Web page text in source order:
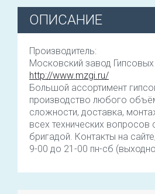
ОПИСАНИЕ
Производитель:
Московский завод Гипсовых
http://www.mzgi.ru/
Большой ассортимент
производство любого
сложности, доставка,
всех технических вопросов
бригадой. Контакты на
9-00 до 21-00 пн-сб